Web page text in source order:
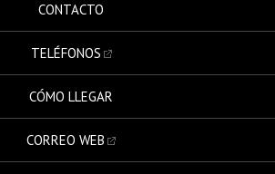
CONTACTO
TELÉFONOS
CÓMO LLEGAR
CORREO WEB